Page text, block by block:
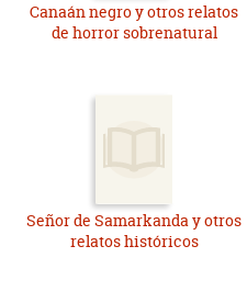
Canaán negro y otros relatos
de horror sobrenatural
Señor de Samarkanda y otros
relatos históricos